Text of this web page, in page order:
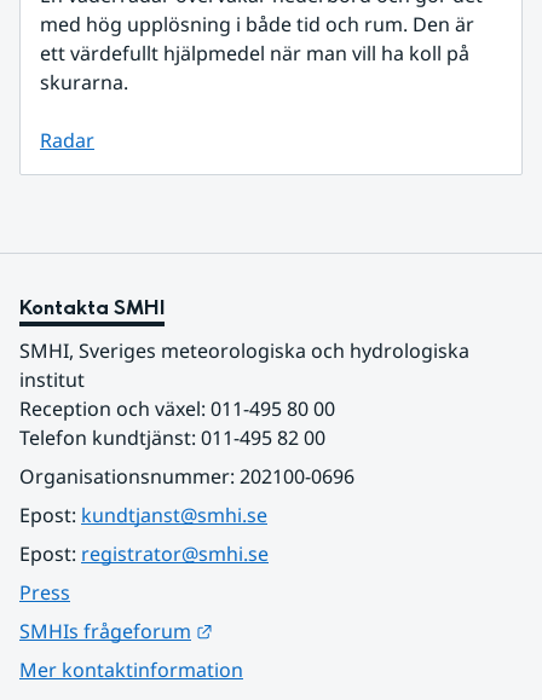
med hög upplösning i både tid och rum. Den är
ett värdefullt hjälpmedel när man vill ha koll på
skurarna.
Radar
Kontakta SMHI
SMHI, Sveriges meteorologiska och hydrologiska
institut
Reception och växel: 011-495 80 00
Telefon kundtjänst: 011-495 82 00
Organisationsnummer: 202100-0696
Epost: kundtjanst@smhi.se
Epost: registrator@smhi.se
Press
SMHIs frågeforum
Mer kontaktinformation